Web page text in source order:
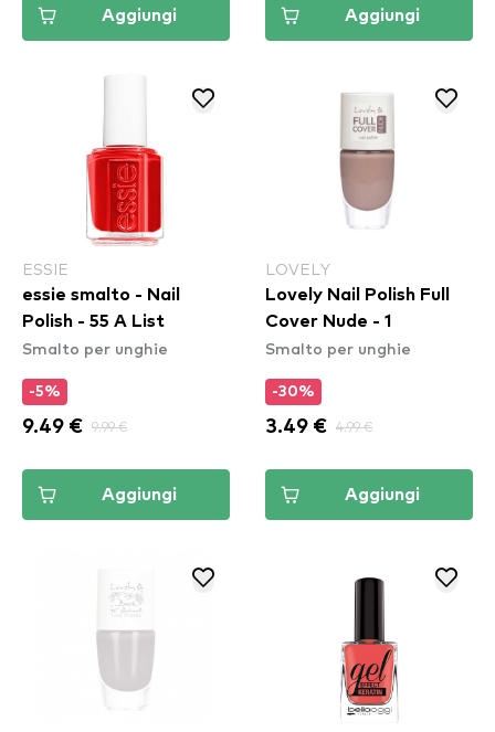
Aggiungi Aggiungi
ESSIE
essie smalto - Nail
Polish - 55 A List
Smalto per unghie
-5%
9.49 € 9.99 €
Aggiungi
LOVELY
Lovely Nail Polish Full
Cover Nude - 1
Smalto per unghie
-30%
3.49 € 4.99 €
Aggiungi